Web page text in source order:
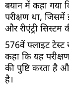
बयान में कहा गया
परीक्षण था, जिसमें
और रीएंट्री सिस्टम
576वें फ्लाइट टेस्ट
कहा कि यह
की पुष्टि करता है
है।